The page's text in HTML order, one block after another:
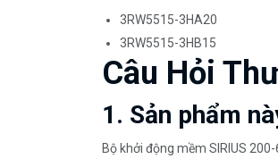
3RW5515-3HA20
3RW5515-3HB15
Câu Hỏi
1. Sản phẩm
Bộ khởi động mềm SIRIUS